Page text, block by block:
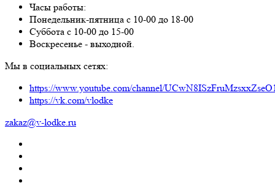
Часы работы:
Понедельник-пятница с 10-00 до 18-00
Суббота с 10-00 до 15-00
Воскресенье - выходной.
Мы в социальных сетях:
https://www.youtube.com/channel/
https://vk.com/vlodke
zakaz@v-lodke.ru